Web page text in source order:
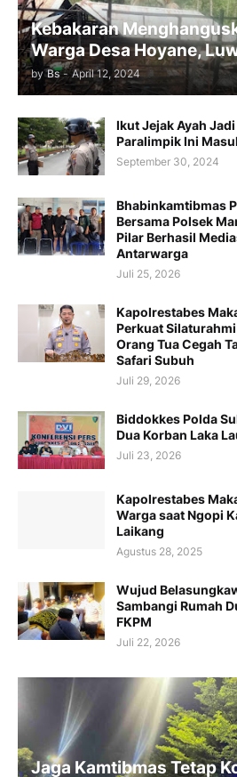
Kebakaran
Warga Desa Hoyane,
by Bs - April 12, 2024
Ikut Jejak Ayah
Paralimpik Ini
September 30, 2024
Bhabinkamtibmas
Bersama Polsek
Pilar Berhasil
Antarwarga
Juli 25, 2026
Kapolrestabes
Perkuat
Orang Tua Cegah
Safari Subuh
Juli 29, 2026
Biddokkes Polda
Dua Korban Laka
Juli 23, 2026
Kapolrestabes
Warga saat Ngopi
Laikang
Agustus 28, 2025
Wujud
Sambangi Rumah
FKPM
Juli 22, 2026
Jaga Kamtibmas Tetap